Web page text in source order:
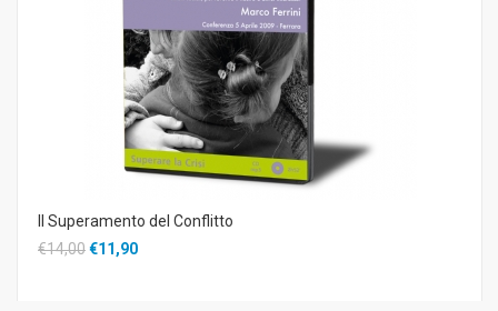
Il Superamento del Conflitto
€14,00€11,90